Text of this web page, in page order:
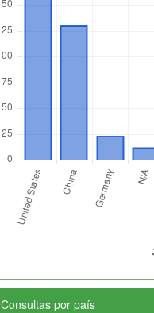
Consultas por país